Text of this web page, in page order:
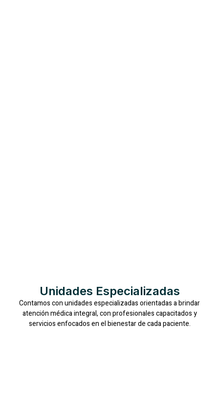
Unidades Especializadas
Contamos con unidades especializadas orientadas a brindar
atención médica integral, con profesionales capacitados y
servicios enfocados en el bienestar de cada paciente.